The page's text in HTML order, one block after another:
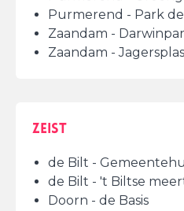
Purmerend - Park
Zaandam -
Zaandam - Jagersplas
Zeist
de Bilt -
de Bilt - 't Biltse
Doorn - de Basis